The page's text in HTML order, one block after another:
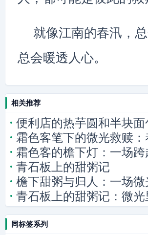
就像江南的春汛，
总会暖透人心。
相关推荐
便利店的热芋圆和半块
霜色客笔下的微光救赎
霜色客的檐下灯：一场
青石板上的甜粥记
檐下甜粥与归人：一场
青石板上的甜粥记：微
同标签系列